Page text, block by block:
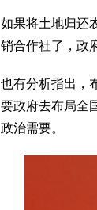
如果将土地归还
销合作社了，政
也有分析指出，
要政府去布局全
政治需要。